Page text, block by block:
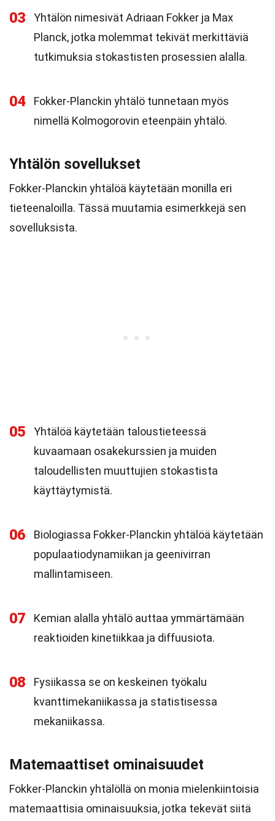
03
Yhtälön nimesivät Adriaan Fokker ja Max
Planck, jotka molemmat tekivät merkittäviä
tutkimuksia stokastisten prosessien alalla.
04
Fokker-Planckin yhtälö tunnetaan myös
nimellä Kolmogorovin eteenpäin yhtälö.
Yhtälön sovellukset
Fokker-Planckin yhtälöä käytetään monilla eri
tieteenaloilla. Tässä muutamia esimerkkejä sen
sovelluksista.
05
Yhtälöä käytetään taloustieteessä
kuvaamaan osakekurssien ja muiden
taloudellisten muuttujien stokastista
käyttäytymistä.
06
Biologiassa Fokker-Planckin yhtälöä käytetään
populaatiodynamiikan ja geenivirran
mallintamiseen.
07
Kemian alalla yhtälö auttaa ymmärtämään
reaktioiden kinetiikkaa ja diffuusiota.
08
Fysiikassa se on keskeinen työkalu
kvanttimekaniikassa ja statistisessa
mekaniikassa.
Matemaattiset ominaisuudet
Fokker-Planckin yhtälöllä on monia mielenkiintoisia
matemaattisia ominaisuuksia, jotka tekevät siitä